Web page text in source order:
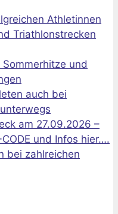
Athletinnen
Triathlonstrecken
und
auch bei
am 27.09.2026 –
und Infos hier….
bei zahlreichen